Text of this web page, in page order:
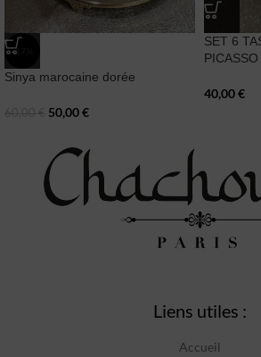
-17%
Sinya marocaine dorée
50,00€
SET 6
40,00€
Liens utiles :
Accueil